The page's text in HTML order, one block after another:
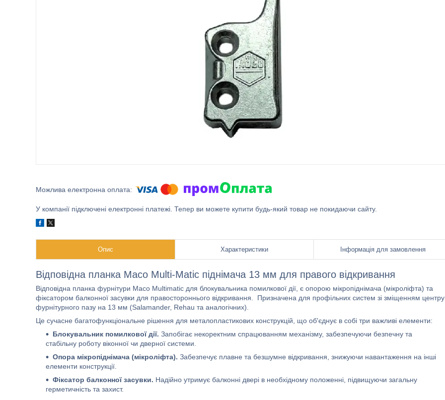
У компанії підключені електронні платежі. Тепер ви можете купити будь-який товар не покидаючи сайту.
Опис Характеристики Інформація для замовлення
Відповідна планка Maco Multi-Matic піднімача 13 мм для правого відкривання
Відповідна планка фурнітури Maco Multimatic для блокувальника помилкової дії, є опорою мікропіднімача (мікроліфта) та
фіксатором балконної засувки для правостороннього відкривання.
Призначена для профільних систем зі зміщенням центру
фурнітурного пазу на 13 мм (Salamander, Rehau та аналогічних).
Це сучасне багатофункціональне рішення для металопластикових конструкцій, що об'єднує в собі три важливі елементи:
Блокувальник помилкової дії. Запобігає некоректним спрацюванням механізму, забезпечуючи безпечну та
стабільну роботу віконної чи дверної системи.
Опора мікропіднімача (мікроліфта). Забезпечує плавне та безшумне відкривання, знижуючи навантаження на інші
елементи конструкції.
Фіксатор балконної засувки. Надійно утримує балконні двері в необхідному положенні, підвищуючи загальну
герметичність та захист.